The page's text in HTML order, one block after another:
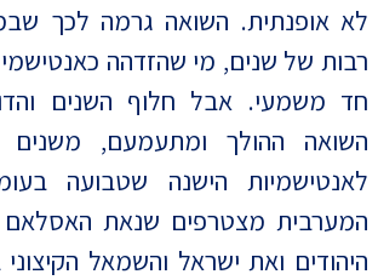
לא אופנתית. השואה גרמה לכך
רבות של שנים, מי שהזדהה
חד משמעי. אבל חלוף השנים
השואה ההולך ומתעמעם,
לאנטישמיות הישנה שטבועה
המערבית מצטרפים שנאת האסלאם
היהודים ואת ישראל והשמאל הקיצוני